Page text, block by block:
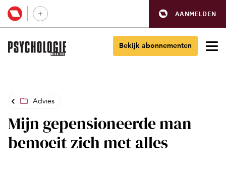
AANMELDEN
Bekijk abonnementen
Advies
Mijn gepensioneerde man
bemoeit zich met alles